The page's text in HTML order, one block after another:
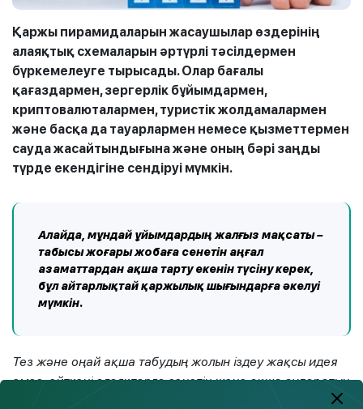
Қаржы пирамидаларын жасаушылар өздерінің
алаяқтық схемаларын әртүрлі тәсілдермен
бүркемелеуге тырысады. Олар бағалы
қағаздармен, зергерлік бұйымдармен,
криптовалюталармен, туристік жолдамалармен
және басқа да тауарлармен немесе қызметтермен
сауда жасайтындығына және оның бәрі заңды
түрде екендігіне сендіруі мүмкін.
Алайда, мұндай ұйымдардың жалғыз мақсаты –
табысы жоғары жобаға сенетін аңғал
азаматтардан ақша тарту екенін түсіну керек,
бұл айтарлықтай қаржылық шығындарға әкелуі
мүмкін.
Тез және оңай ақша табудың жолын іздеу жақсы идея
емес, өйткені алаяқтарға сенетін және ақша аударатын
азаматтар қаржы пирамидасы құлаған кезде әрқашан